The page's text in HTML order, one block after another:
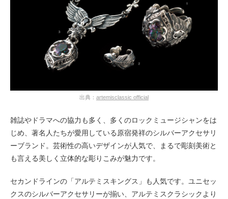
出典： artemisclassic official
雑誌やドラマへの協力も多く、多くのロックミュージシャンをは
じめ、著名人たちが愛用している原宿発祥のシルバーアクセサリ
ーブランド。芸術性の高いデザインが人気で、まるで彫刻美術と
も言える美しく立体的な彫りこみが魅力です。
セカンドラインの「アルテミスキングス」も人気です。ユニセッ
クスのシルバーアクセサリーが揃い、アルテミスクラシックより